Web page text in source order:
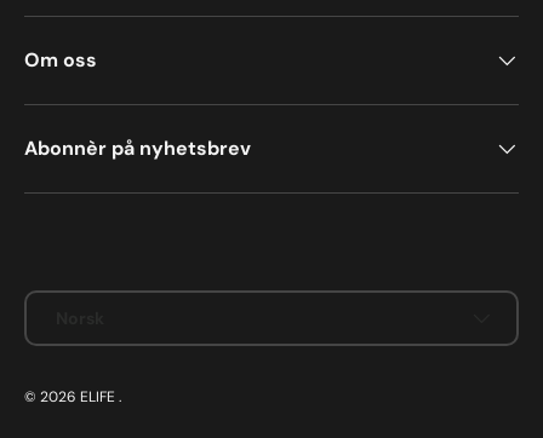
Om oss
Abonnèr på nyhetsbrev
Språk
© 2026 ELIFE .